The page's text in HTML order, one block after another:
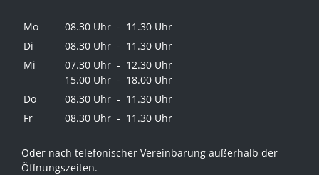
Mo
08.30 Uhr - 11.30 Uhr
Di
08.30 Uhr - 11.30 Uhr
Mi
07.30 Uhr - 12.30 Uhr
15.00 Uhr - 18.00 Uhr
Do
08.30 Uhr - 11.30 Uhr
Fr
08.30 Uhr - 11.30 Uhr
Oder nach telefonischer Vereinbarung außerhalb der
Öffnungszeiten.